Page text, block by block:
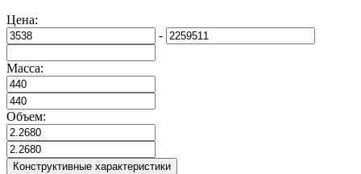
Цена:
-
Масса:
Объем:
Конструктивные характеристики